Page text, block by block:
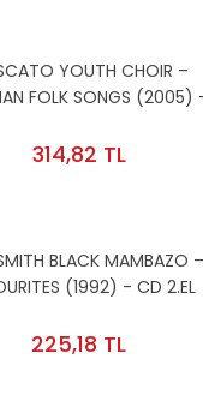
YOUTH CHOIR –
FOLK SONGS (2005)
314,82 TL
BLACK MAMBAZO –
(1992) - CD 2.EL
225,18 TL